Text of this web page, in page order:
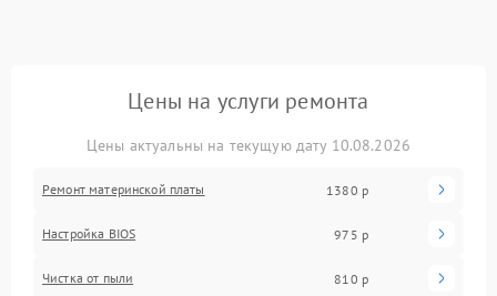
Цены на услуги ремонта
Цены актуальны на текущую дату 10.08.2026
Ремонт материнской платы 1380 р
Настройка BIOS 975 р
Чистка от пыли 810 р